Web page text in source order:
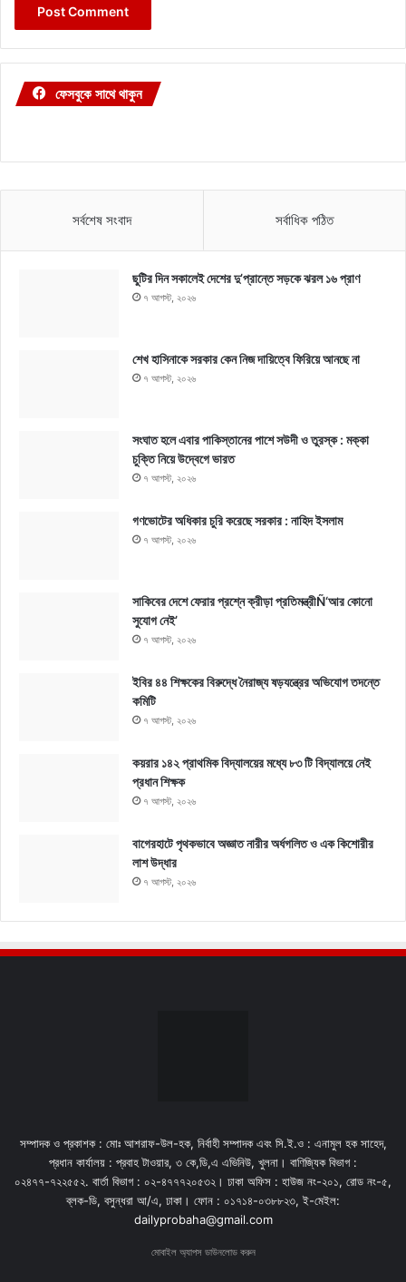
ফেসবুকে সাথে থাকুন
সর্বশেষ সংবাদ সর্বাধিক পঠিত
ছুটির দিন সকালেই দেশের দু’প্রান্তে সড়কে ঝরল ১৬ প্রাণ
৭ আগস্ট, ২০২৬
শেখ হাসিনাকে সরকার কেন নিজ দায়িত্বে ফিরিয়ে আনছে না
৭ আগস্ট, ২০২৬
সংঘাত হলে এবার পাকিস্তানের পাশে সউদী ও তুরস্ক : মক্কা
চুক্তি নিয়ে উদ্বেগে ভারত
৭ আগস্ট, ২০২৬
গণভোটের অধিকার চুরি করেছে সরকার : নাহিদ ইসলাম
৭ আগস্ট, ২০২৬
সাকিবের দেশে ফেরার প্রশ্নে ক্রীড়া প্রতিমন্ত্রীÑ‘আর কোনো
সুযোগ নেই’
৭ আগস্ট, ২০২৬
ইবির ৪৪ শিক্ষকের বিরুদ্ধে নৈরাজ্য ষড়যন্ত্রের অভিযোগ তদন্তে
কমিটি
৭ আগস্ট, ২০২৬
কয়রার ১৪২ প্রাথমিক বিদ্যালয়ের মধ্যে ৮৩ টি বিদ্যালয়ে নেই
প্রধান শিক্ষক
৭ আগস্ট, ২০২৬
বাগেরহাটে পৃথকভাবে অজ্ঞাত নারীর অর্ধগলিত ও এক কিশোরীর
লাশ উদ্ধার
৭ আগস্ট, ২০২৬
সম্পাদক ও প্রকাশক : মোঃ আশরাফ-উল-হক, নির্বাহী সম্পাদক এবং সি.ই.ও : এনামুল হক সাহেদ,
প্রধান কার্যালয় : প্রবাহ টাওয়ার, ৩ কে,ডি,এ এভিনিউ, খুলনা। বাণিজ্যিক বিভাগ :
০২৪৭৭-৭২২৫৫২. বার্তা বিভাগ : ০২-৪৭৭৭২০৫৩২। ঢাকা অফিস : হাউজ নং-২০১, রোড নং-৫,
ব্লক-ডি, বসুন্ধরা আ/এ, ঢাকা। ফোন : ০১৭১৪-০৩৮৮২৩, ই-মেইল:
dailyprobaha@gmail.com
মোবাইল অ্যাপস ডাউনলোড করুন